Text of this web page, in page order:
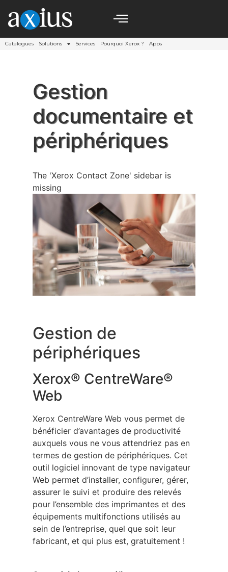
Catalogues Solutions Services Pourquoi Xerox ? Apps
Gestion
documentaire et
périphériques
The 'Xerox Contact Zone' sidebar is
missing
Gestion de
périphériques
Xerox® CentreWare®
Web
Xerox CentreWare Web vous permet de
bénéficier d’avantages de productivité
auxquels vous ne vous attendriez pas en
termes de gestion de périphériques. Cet
outil logiciel innovant de type navigateur
Web permet d’installer, configurer, gérer,
assurer le suivi et produire des relevés
pour l’ensemble des imprimantes et des
équipements multifonctions utilisés au
sein de l’entreprise, quel que soit leur
fabricant, et qui plus est, gratuitement !